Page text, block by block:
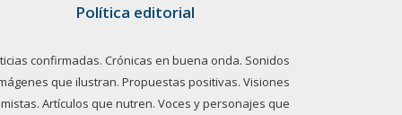
Política editorial
confirmadas. Crónicas en buena onda. Sonidos
que ilustran. Propuestas positivas. Visiones
Artículos que nutren. Voces y personajes que